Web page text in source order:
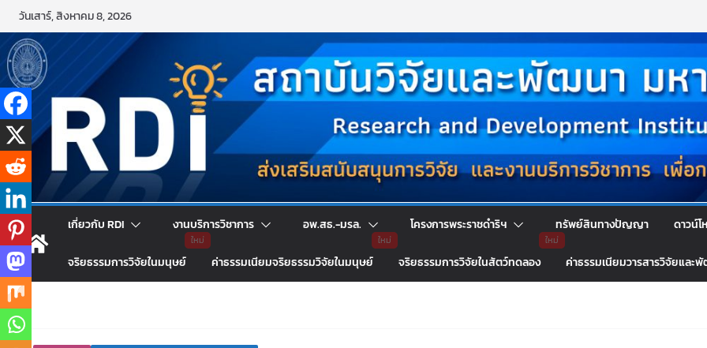
Skip
to
content
วันเสาร์, สิงหาคม 8, 2026
เกี่ยวกับ RDI งานบริการวิชาการ อพ.สธ.-มรล. โครงการพระราชดำริฯ ทรัพย์สินทางปัญญา ดาวน์โ
จริยธรรมการวิจัยในมนุษย์ ค่าธรรมเนียมจริยธรรมวิจัยในมนุษย์ จริยธรรมการวิจัยในสัตว์ทดลอง ค่าธรรมเนียมวารสารวิจัยและ